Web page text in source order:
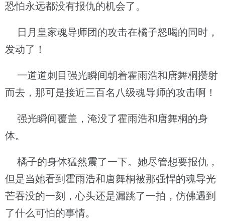
恐怕永远都没有报仇的机会了。
日月皇家魂导师团的攻击在橘子怒喝的同时，
发动了！
一道道刺目强光瞬间朝着霍雨浩和唐舞桐攒射
而去，那可是接近三百名八级魂导师的攻击啊！
强光瞬间覆盖，淹没了霍雨浩和唐舞桐的身
体。
橘子的身体猛然震了一下。她尽管想要报仇，
但是当她看到霍雨浩和唐舞桐被那强悍的魂导光
芒吞没的一刻，心头还是漏跳了一拍，仿佛遇到
了什么可怕的事情。